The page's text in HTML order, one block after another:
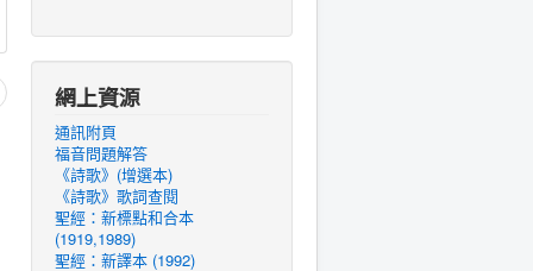
網上資源
通訊附頁
福音問題解答
《詩歌》(增選本)
《詩歌》歌詞查閱
聖經：新標點和合本
(1919,1989)
聖經：新譯本 (1992)